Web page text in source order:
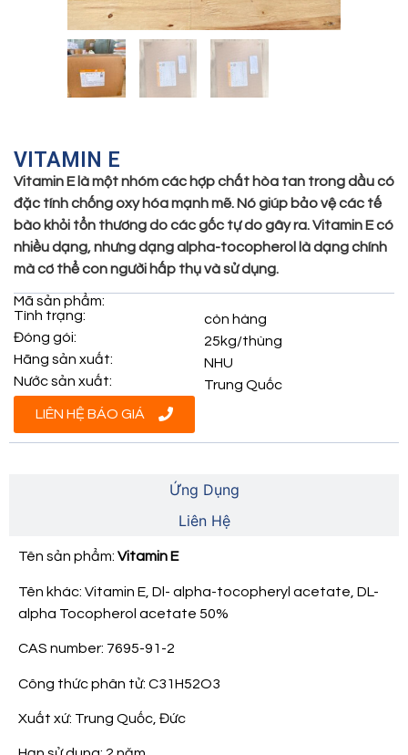
VITAMIN E
Vitamin E là một nhóm các hợp chất hòa tan trong dầu có
đặc tính chống oxy hóa mạnh mẽ. Nó giúp bảo vệ các tế
bào khỏi tổn thương do các gốc tự do gây ra. Vitamin E có
nhiều dạng, nhưng dạng alpha-tocopherol là dạng chính
mà cơ thể con người hấp thụ và sử dụng.
Mã sản phẩm:
Tình trạng:
còn hàng
Đóng gói:
25kg/thùng
Hãng sản xuất:
NHU
Nước sản xuất:
Trung Quốc
LIÊN HỆ BÁO GIÁ
Ứng Dụng
Liên Hệ
Tên sản phẩm: Vitamin E
Tên khác: Vitamin E, Dl- alpha-tocopheryl acetate, DL-
alpha Tocopherol acetate 50%
CAS number: 7695-91-2
Công thức phân tử: C31H52O3
Xuất xứ: Trung Quốc, Đức